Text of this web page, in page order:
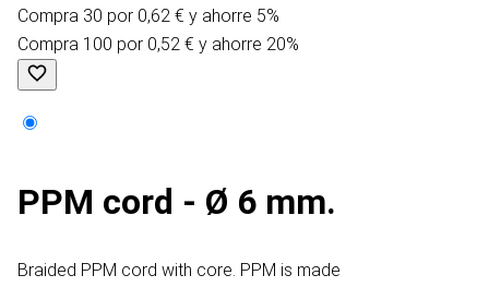
Compra 30 por 0,62 € y ahorre 5%
Compra 100 por 0,52 € y ahorre 20%
PPM cord - Ø 6 mm.
Braided PPM cord with core. PPM is made